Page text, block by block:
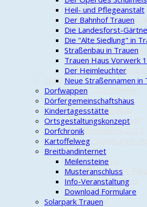
Maifrühschoppen
Kunstwerk für "Alte
Cold-Water-Beer-
Streuobstwiesenfest
NDR: "Funkloch" Trauen
Vortrag "Hausnotruf"
1. Trauener Adventstreff
2017
Vortrag „Die Wilhelm-
Bockelmann-Straße"
Info Straßenausbau
Aktion "Saubere Stadt"
Maifrühschoppen 2017
Vortrag "Lüneburger
Wolfsland"
Schützenumzug
"Wir öffnen unsere
Streuobstwiesenfest
Vortrag "50 Jahre
Stadtrechte"
Heil- und Pflegeanstalt
Der Bahnhof Trauen
Die Landesforst-
Die "Alte Siedlung" in
Straßenbau in Trauen
Trauen Haus Vorwerk 1
Der Heimleuchter
Neue Straßennamen in
Dorfwappen
Dörfergemeinschaftshaus
Kindertagesstätte
Ortsgestaltungskonzept
Dorfchronik
Kartoffelweg
Breitbandinternet
Meilensteine
Musteranschluss
Info-Veranstaltung
Download Formulare
Solarpark Trauen